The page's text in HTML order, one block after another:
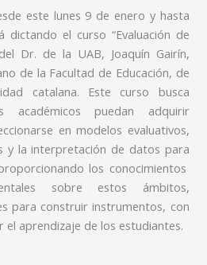
este lunes 9 de enero y hasta
el curso “Evaluación de
Dr. de la UAB, Joaquín Gairín,
de la Facultad de Educación, de
catalana. Este curso busca
puedan adquirir
en modelos evaluativos,
y la interpretación de datos para
los conocimientos
sobre estos ámbitos,
para construir instrumentos, con
aprendizaje de los estudiantes.